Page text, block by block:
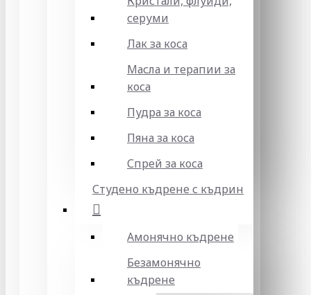
серуми
Лак за коса
Масла и терапии за
коса
Пудра за коса
Пяна за коса
Спрей за коса
Студено къдрене с къдрин
Амонячно къдрене
Безамонячно
къдрене